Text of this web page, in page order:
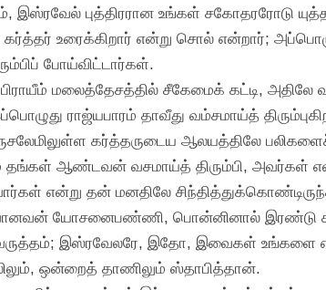
இஸ்ரவேல் புத்திரரான உங்கள் சகோதரரோடு
கர்த்தர் உரைக்கிறார் என்று சொல் என்றார்;
போய்விட்டார்கள்.
மலைத்தேசத்தில் சீகேமைக் கட்டி,
ராஜ்யபாரம் தாவீது வம்சமாய்த்
கர்த்தருடைய ஆலயத்திலே
ஆண்டவன் வசமாய்த் திரும்பி, அவர்கள்
என்று தன் மனதிலே
யோசனைபண்ணி, பொன்னினால் இரண்டு
வருத்தம்; இஸ்ரவேலரே, இதோ, இவைகள் உங்களை
ஒன்றைத் தாணிலும் ஸ்தாபித்தான்.